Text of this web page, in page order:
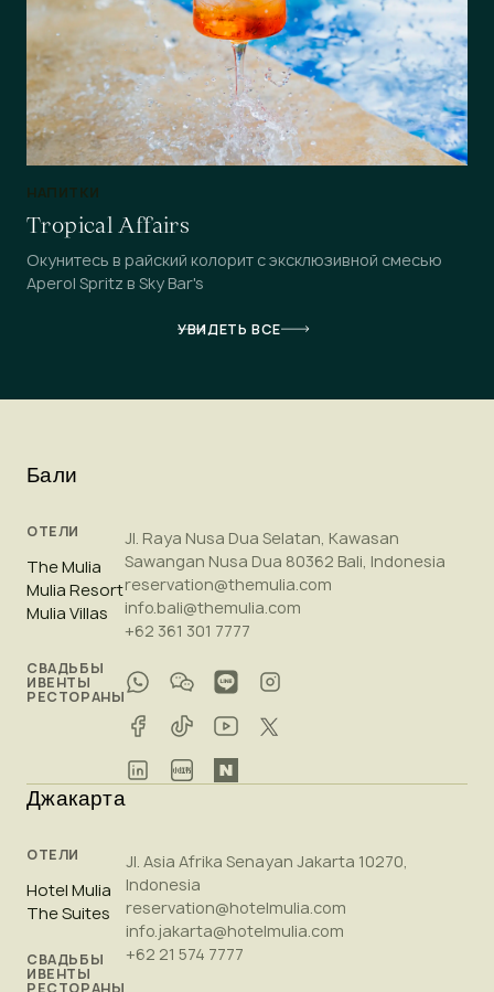
УВИДЕТЬ ВСЕ
НАПИТКИ
Tropical Affairs
Окунитесь в райский колорит с эксклюзивной смесью
Aperol Spritz в Sky Bar's
Бали
ОТЕЛИ
The Mulia
Mulia Resort
Mulia Villas
СВАДЬБЫ
ИВЕНТЫ
РЕСТОРАНЫ
Jl. Raya Nusa Dua Selatan, Kawasan
Sawangan Nusa Dua 80362 Bali, Indonesia
reservation@themulia.com
info.bali@themulia.com
+62 361 301 7777
Джакарта
ОТЕЛИ
Hotel Mulia
The Suites
СВАДЬБЫ
ИВЕНТЫ
РЕСТОРАНЫ
Jl. Asia Afrika Senayan Jakarta 10270,
Indonesia
reservation@hotelmulia.com
info.jakarta@hotelmulia.com
+62 21 574 7777